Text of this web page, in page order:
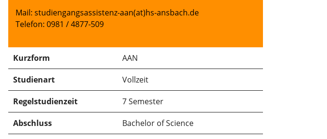
Mail: studiengangsassistenz-aan(at)hs-ansbach.de
Telefon: 0981 / 4877-509
Kurzform AAN
Studienart Vollzeit
Regelstudienzeit 7 Semester
Abschluss Bachelor of Science